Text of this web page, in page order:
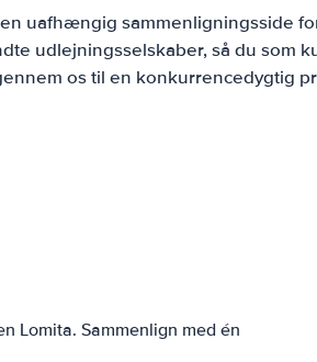
uafhængig sammenligningsside
udlejningsselskaber, så du som
os til en konkurrencedygtig
Lomita. Sammenlign med én